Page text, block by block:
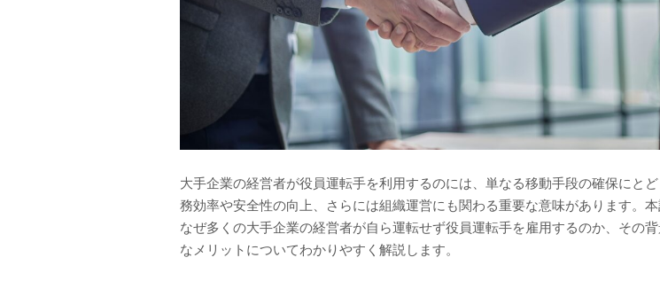
大手企業の経営者が役員運転手を利用するのには、単なる移動手段の確保にと
務効率や安全性の向上、さらには組織運営にも関わる重要な意味があります。本
なぜ多くの大手企業の経営者が自ら運転せず役員運転手を雇用するのか、その
なメリットについてわかりやすく解説します。